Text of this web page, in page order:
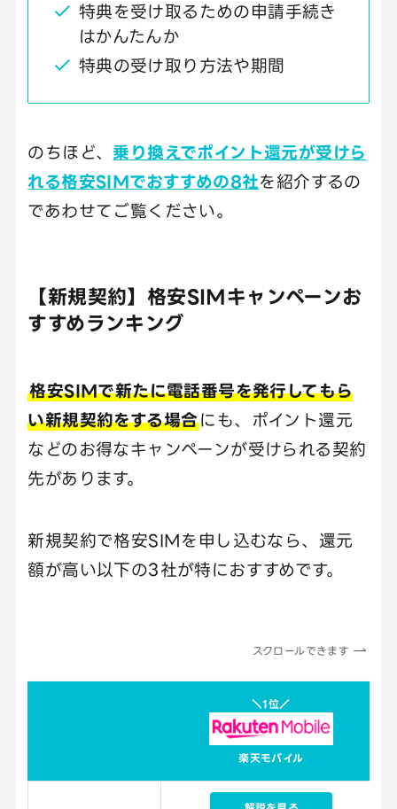
特典を受け取るための申請手続き
はかんたんか
特典の受け取り方法や期間
のちほど、 乗り換えでポイント還元が受けら
れる格安SIMでおすすめの8社を紹介するの
であわせてご覧ください。
【新規契約】格安SIMキャンペーンお
すすめランキング
格安SIMで新たに電話番号を発行してもら
い新規契約をする場合にも、ポイント還元
などのお得なキャンペーンが受けられる契約
先があります。
新規契約で格安SIMを申し込むなら、還元
額が高い以下の3社が特におすすめです。
スクロールできます
＼1位／
楽天モバイル